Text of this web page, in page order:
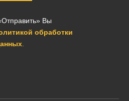
Вы
обработки